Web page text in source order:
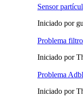
Sensor
Iniciado por
Problema
Iniciado por
Problema
Iniciado por